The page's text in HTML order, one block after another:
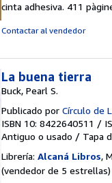
cinta adhesiva. 411
Contactar al vendedor
La buena tierra
Buck, Pearl S.
Publicado por Círculo de
ISBN 10: 8422640511 /
Antiguo o usado / Tapa
Librería: Alcaná Libros,
(vendedor de 5 estrellas)